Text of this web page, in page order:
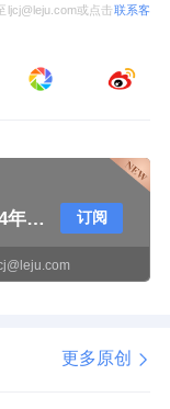
、松湖之光、
华庭等成熟小
莞月松湖。
划7栋洋房
户。项目主
价约2.4万元/
或点击联系客
正方深悦湾获颁“2024年珠中江澳高质量建筑示范项目”奖牌 订阅
更多原创